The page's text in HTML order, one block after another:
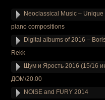
Neoclassical Music – Unique
piano compositions
Digital albums of 2016 –
Rekk
Шум и Ярость 2016 (15/16
ДОМ/20.00
NOISE and FURY 2014